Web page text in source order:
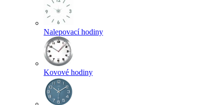
Nalepovací hodiny
Kovové hodiny